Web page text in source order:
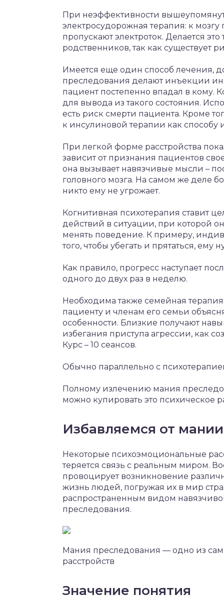
При неэффективности
электросудорожная терапия: к
пропускают электроток. Делается
родственников, так как существует
Имеется еще один способ лечения,
преследования делают инъекции
пациент постепенно впадал в кому.
для вывода из такого состояния.
есть риск смерти пациента. Кроме
к инсулиновой терапии как способу
При легкой форме расстройства
зависит от признания пациентов
она вызывает навязчивые мысли –
головного мозга. На самом же деле
никто ему не угрожает.
Когнитивная психотерапия ставит
действий в ситуации, при которой
менять поведение. К примеру,
того, чтобы убегать и прятаться,
Как правило, прогресс наступает
одного до двух раз в неделю.
Необходима также семейная
пациенту и членам его семьи
особенности. Близкие получают
избегания приступа агрессии, как
Курс – 10 сеансов.
Обычно параллельно с
Полному излечению мания
можно купировать это психическое
Избавляемся от
Некоторые психоэмоциональные
теряется связь с реальным миром.
провоцирует возникновение
жизнь людей, погружая их в мир
распространенным видом
преследования.
Мания преследования — одно из
расстройств
Значение понятия